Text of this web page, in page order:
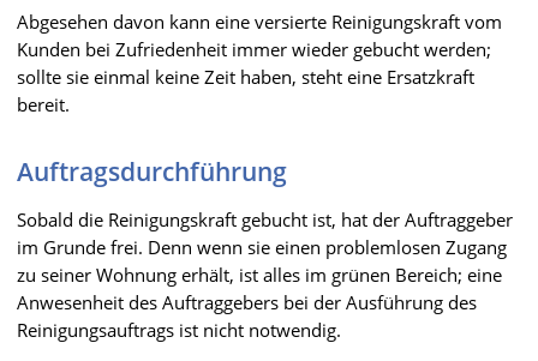
Abgesehen davon kann eine versierte Reinigungskraft vom
Kunden bei Zufriedenheit immer wieder gebucht werden;
sollte sie einmal keine Zeit haben, steht eine Ersatzkraft
bereit.
Auftragsdurchführung
Sobald die Reinigungskraft gebucht ist, hat der Auftraggeber
im Grunde frei. Denn wenn sie einen problemlosen Zugang
zu seiner Wohnung erhält, ist alles im grünen Bereich; eine
Anwesenheit des Auftraggebers bei der Ausführung des
Reinigungsauftrags ist nicht notwendig.